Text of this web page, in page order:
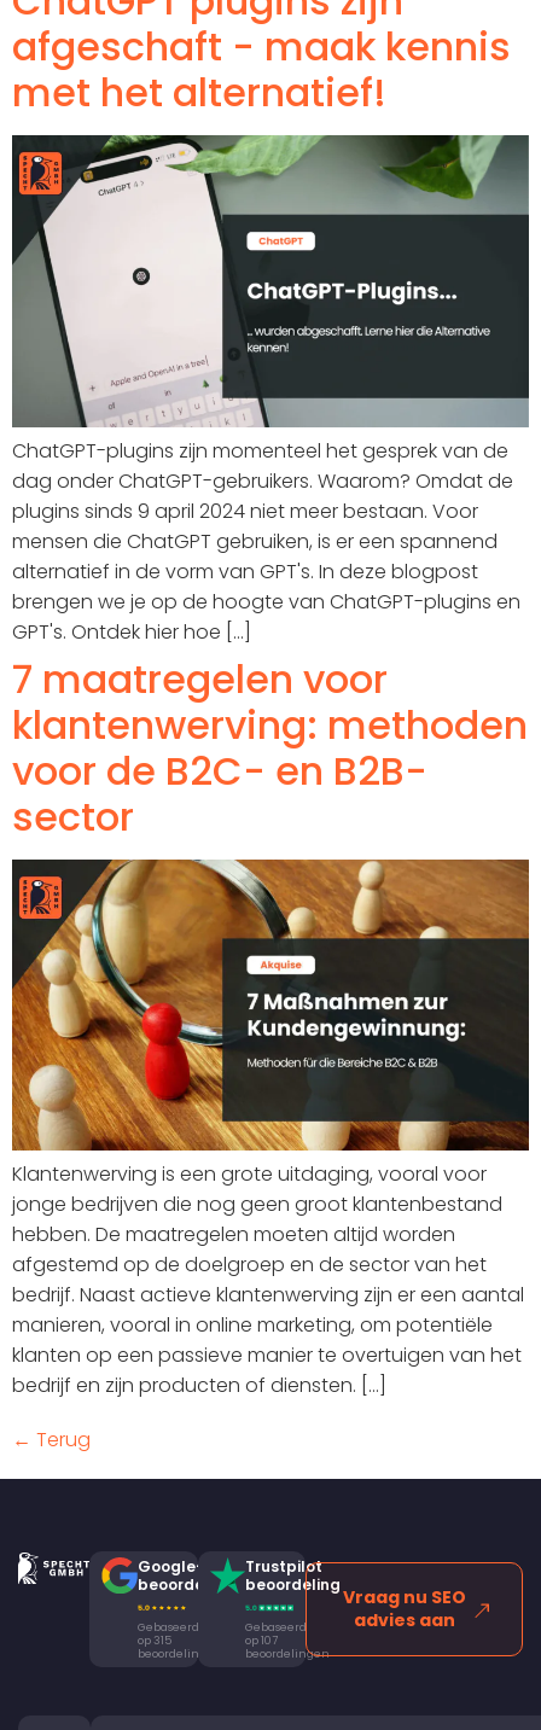
afgeschaft - maak kennis
met het alternatief!
ChatGPT-plugins zijn momenteel het gesprek van de
dag onder ChatGPT-gebruikers. Waarom? Omdat de
plugins sinds 9 april 2024 niet meer bestaan. Voor
mensen die ChatGPT gebruiken, is er een spannend
alternatief in de vorm van GPT's. In deze blogpost
brengen we je op de hoogte van ChatGPT-plugins en
GPT's. Ontdek hier hoe [...]
7 maatregelen voor
klantenwerving: methoden
voor de B2C- en B2B-
sector
Klantenwerving is een grote uitdaging, vooral voor
jonge bedrijven die nog geen groot klantenbestand
hebben. De maatregelen moeten altijd worden
afgestemd op de doelgroep en de sector van het
bedrijf. Naast actieve klantenwerving zijn er een aantal
manieren, vooral in online marketing, om potentiële
klanten op een passieve manier te overtuigen van het
bedrijf en zijn producten of diensten. [...]
← Terug
Google-
beoordeling
Gebaseerd
op 315
beoordelingen
Trustpilot
beoordeling
Gebaseerd
op 107
beoordelingen
Vraag nu SEO
advies aan